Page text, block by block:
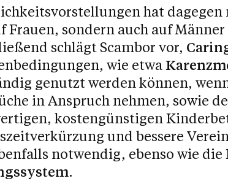
hat
Frauen, sondern auch auf Männer
schlägt Scambor vor,
wie etwa
genutzt werden können,
in Anspruch nehmen, sowie
kostengünstigen
und bessere
notwendig, ebenso wie
.